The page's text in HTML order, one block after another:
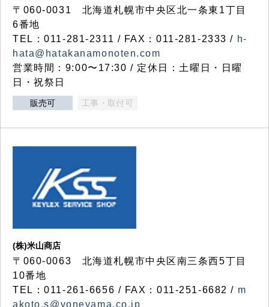
〒060-0031 北海道札幌市中央区北一条東1丁目
6番地
TEL：011-281-2311 / FAX：011-281-2333 / h-
hata@hatakanamonoten.com
営業時間：9:00〜17:30 / 定休日：土曜日・日曜
日・祝祭日
販売可 工事・取付可
(株)米山商店
〒060-0063 北海道札幌市中央区南三条西5丁目
10番地
TEL：011-261-6656 / FAX：011-251-6682 / m
akoto.s@yoneyama.co.jp